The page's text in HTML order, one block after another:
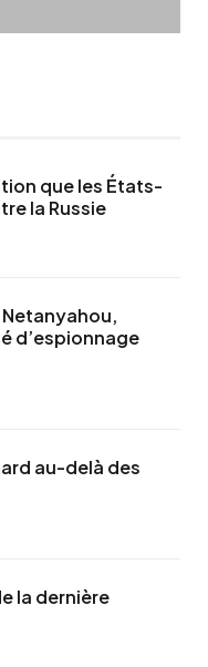
que les États-
la Russie
Netanyahou,
d’espionnage
au-delà des
la dernière